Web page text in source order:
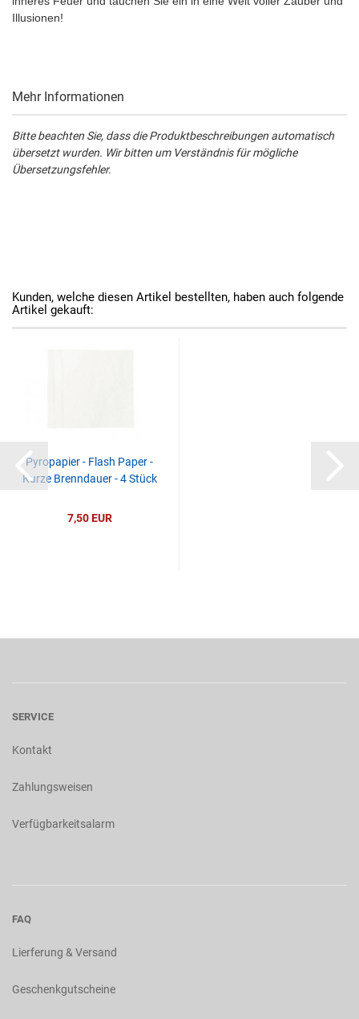
Illusionen!
Mehr Informationen
Bitte beachten Sie, dass die Produktbeschreibungen automatisch
übersetzt wurden. Wir bitten um Verständnis für mögliche
Übersetzungsfehler.
Kunden, welche diesen Artikel bestellten, haben auch folgende
Artikel gekauft:
Pyropapier - Flash Paper -
Kurze Brenndauer - 4 Stück
7,50 EUR
SERVICE
Kontakt
Zahlungsweisen
Verfügbarkeitsalarm
FAQ
Lierferung & Versand
Geschenkgutscheine